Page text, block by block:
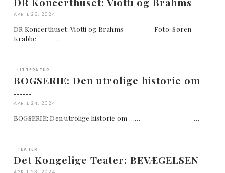
APRIL 26, 2024
DR Koncerthuset: Viotti og Brahms Foto: Søren
Krabbe …
LITTERATUR
BOGSERIE: Den utrolige historie om
……
APRIL 24, 2024
BOGSERIE: Den utrolige historie om …… …
TEATER
Det Kongelige Teater: BEVÆGELSEN